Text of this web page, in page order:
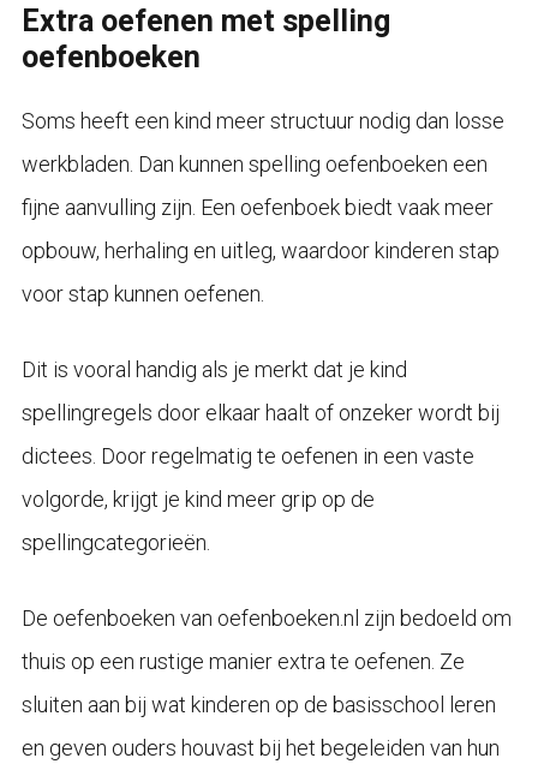
Extra oefenen met spelling
oefenboeken
Soms heeft een kind meer structuur nodig dan losse
werkbladen. Dan kunnen spelling oefenboeken een
fijne aanvulling zijn. Een oefenboek biedt vaak meer
opbouw, herhaling en uitleg, waardoor kinderen stap
voor stap kunnen oefenen.
Dit is vooral handig als je merkt dat je kind
spellingregels door elkaar haalt of onzeker wordt bij
dictees. Door regelmatig te oefenen in een vaste
volgorde, krijgt je kind meer grip op de
spellingcategorieën.
De oefenboeken van oefenboeken.nl zijn bedoeld om
thuis op een rustige manier extra te oefenen. Ze
sluiten aan bij wat kinderen op de basisschool leren
en geven ouders houvast bij het begeleiden van hun